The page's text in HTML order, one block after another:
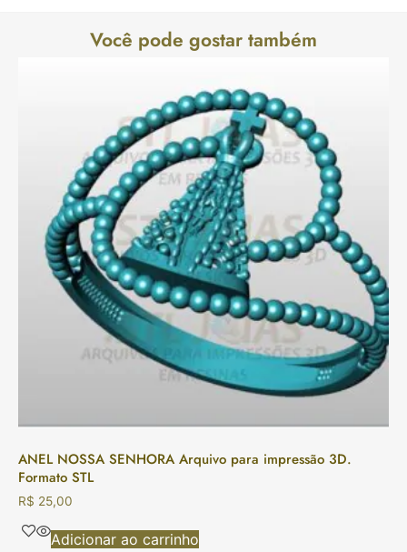
Você pode gostar também
ANEL NOSSA SENHORA Arquivo para impressão 3D.
Formato STL
R$ 25,00
Adicionar ao carrinho